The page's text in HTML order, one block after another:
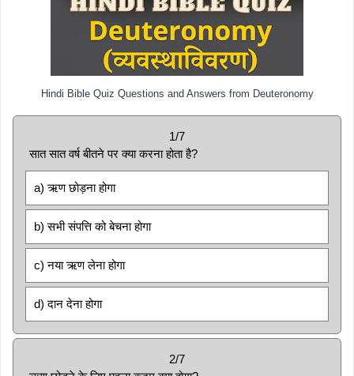
Hindi Bible Quiz Questions and Answers from Deuteronomy
1/7
सात सात वर्ष बीतने पर क्या करना होता है?
a) ऋण छोड़ना होगा
b) सभी संपत्ति को बेचना होगा
c) नया ऋण लेना होगा
d) दान देना होगा
2/7